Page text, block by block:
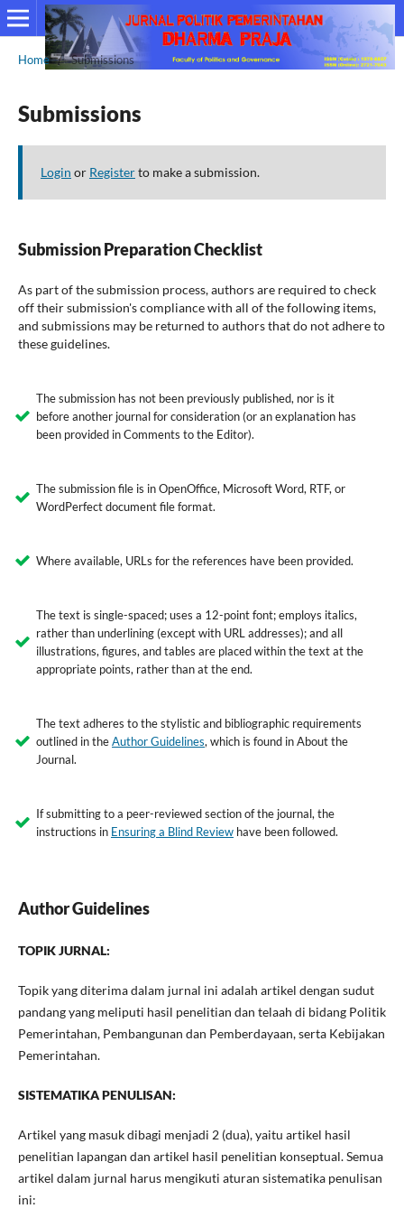
Home / Submissions
Submissions
Login or Registerto make a submission.
Submission Preparation Checklist
As part of the submission process, authors are required to check
off their submission's compliance with all of the following items,
and submissions may be returned to authors that do not adhere to
these guidelines.
The submission has not been previously published, nor is it
before another journal for consideration (or an explanation has
been provided in Comments to the Editor).
The submission file is in OpenOffice, Microsoft Word, RTF, or
WordPerfect document file format.
Where available, URLs for the references have been provided.
The text is single-spaced; uses a 12-point font; employs italics,
rather than underlining (except with URL addresses); and all
illustrations, figures, and tables are placed within the text at the
appropriate points, rather than at the end.
The text adheres to the stylistic and bibliographic requirements
outlined in theAuthor Guidelines, which is found in About the
Journal.
If submitting to a peer-reviewed section of the journal, the
instructions in Ensuring a Blind Reviewhave been followed.
Author Guidelines
TOPIK JURNAL:
Topik yang diterima dalam jurnal ini adalah artikel dengan sudut
pandang yang meliputi hasil penelitian dan telaah di bidang Politik
Pemerintahan, Pembangunan dan Pemberdayaan, serta Kebijakan
Pemerintahan.
SISTEMATIKA PENULISAN:
Artikel yang masuk dibagi menjadi 2 (dua), yaitu artikel hasil
penelitian lapangan dan artikel hasil penelitian konseptual. Semua
artikel dalam jurnal harus mengikuti aturan sistematika penulisan
ini: